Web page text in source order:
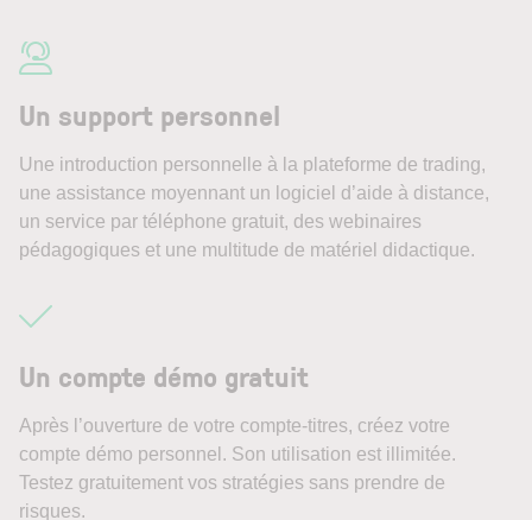
Un support personnel
Une introduction personnelle à la plateforme de trading,
une assistance moyennant un logiciel d’aide à distance,
un service par téléphone gratuit, des webinaires
pédagogiques et une multitude de matériel didactique.
Un compte démo gratuit
Après l’ouverture de votre compte-titres, créez votre
compte démo personnel. Son utilisation est illimitée.
Testez gratuitement vos stratégies sans prendre de
risques.